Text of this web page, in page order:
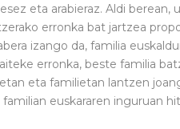
eta arabieraz. Aldi
erronka bat jartzea
izango da, familia
erronka, beste familia
eta familietan lantzen
euskararen inguruan